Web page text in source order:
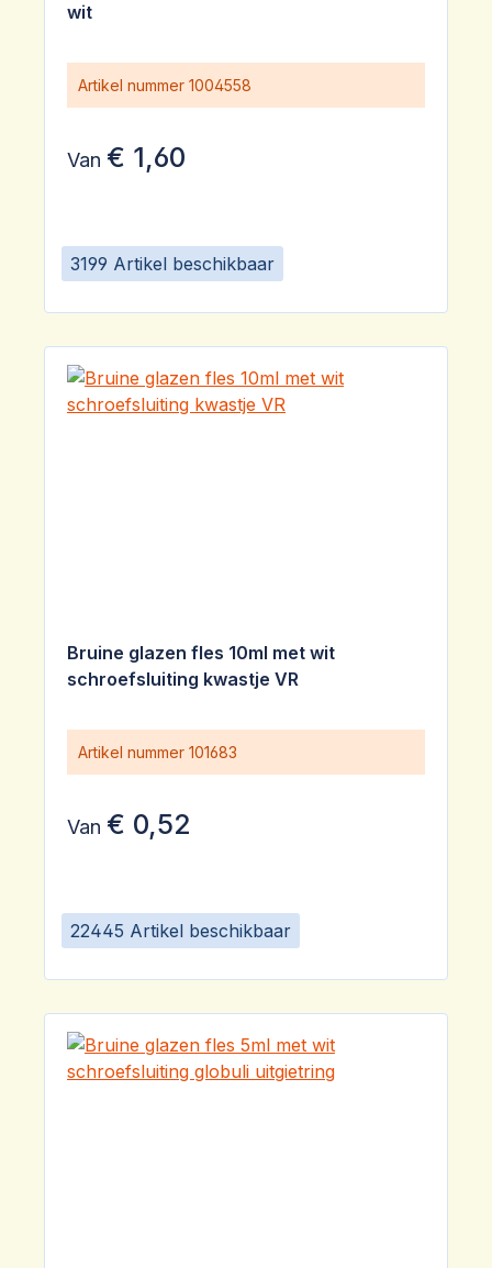
3199 Artikel beschikbaar
wit
Artikel nummer 1004558
Van € 1,60
22445 Artikel beschikbaar
Bruine glazen fles 10ml met wit
schroefsluiting kwastje VR
Artikel nummer 101683
Van € 0,52